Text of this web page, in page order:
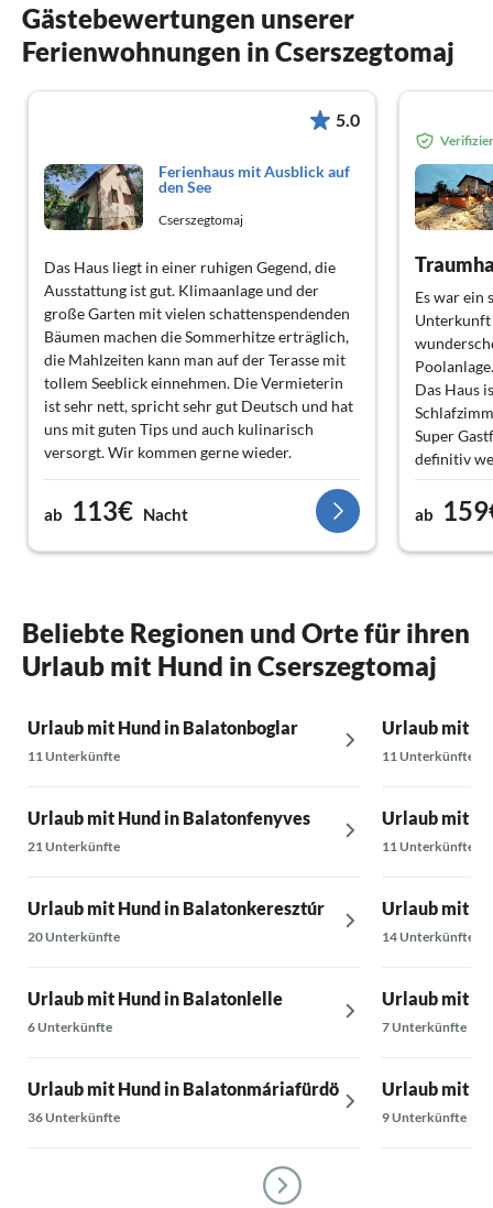
Gästebewertungen unserer
Ferienwohnungen in Cserszegtomaj
5.0
Ferienhaus mit Ausblick auf
den See
Cserszegtomaj
Das Haus liegt in einer ruhigen Gegend, die
Ausstattung ist gut. Klimaanlage und der
große Garten mit vielen schattenspendenden
Bäumen machen die Sommerhitze erträglich,
die Mahlzeiten kann man auf der Terasse mit
tollem Seeblick einnehmen. Die Vermieterin
ist sehr nett, spricht sehr gut Deutsch und hat
uns mit guten Tips und auch kulinarisch
versorgt. Wir kommen gerne wieder.
ab 113€ Nacht
Es war ein
Unterkunft
Das Haus
Super
definitiv
definitiv
ab
Beliebte Regionen und Orte für ihren
Urlaub mit Hund in Cserszegtomaj
Urlaub mit Hund in Balatonboglar
11 Unterkünfte
Urlaub mit Hund in Balatonfenyves
21 Unterkünfte
Urlaub mit Hund in Balatonkeresztúr
20 Unterkünfte
Urlaub mit Hund in Balatonlelle
6 Unterkünfte
Urlaub mit Hund in Balatonmáriafürdö
36 Unterkünfte
Urlaub mit
11 Unterkünfte
Urlaub mit
11 Unterkünfte
Urlaub mit
14 Unterkünfte
Urlaub mit
7 Unterkünfte
Urlaub mit
9 Unterkünfte